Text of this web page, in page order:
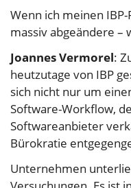
Wenn ich meinen
massiv abgeändere –
Joannes Vermorel:
heutzutage von IBP
sich nicht nur um
Software-Workflow,
Softwareanbieter
Bürokratie
Unternehmen